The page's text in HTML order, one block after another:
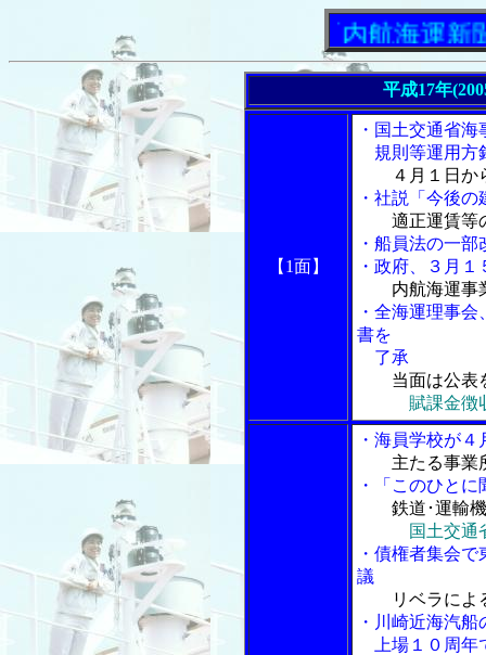
「内航海運新聞」
平成17年
【1面】
・国土交通省
規則等運用方
４月１日か
・社説「今後
適正運賃等
・船員法の一
・政府、３月
内航海運事
・全海運理事
書を
了承
当面は公表
賦課金徴
・海員学校が
主たる事業
・「このひとに
鉄道･運輸
国土交
・債権者集会
議
リベラによ
・川崎近海汽
上場１０周年